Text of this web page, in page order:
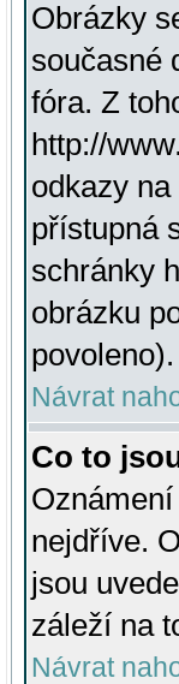
Obrázky
současné
fóra. Z
http://
odkazy
přístupná
schránky
obrázku
povoleno).
Návrat
Co to
nejdříve.
jsou
záleží na
Návrat